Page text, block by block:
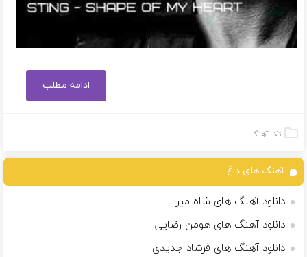
ادامه مطلب
تک آهنگ
آهنگ های داغ
دانلود آهنگ های شاه میر
دانلود آهنگ های هومن رضایی
دانلود آهنگ های فرشاد جدیدی